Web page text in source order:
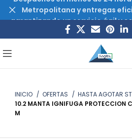
INICIO OFERTAS
HASTA AGOTAR
10.2 MANTA IGNIFUGA PROTECCION
M
Metropolitana y entregas
garantizando un servicio ágil y